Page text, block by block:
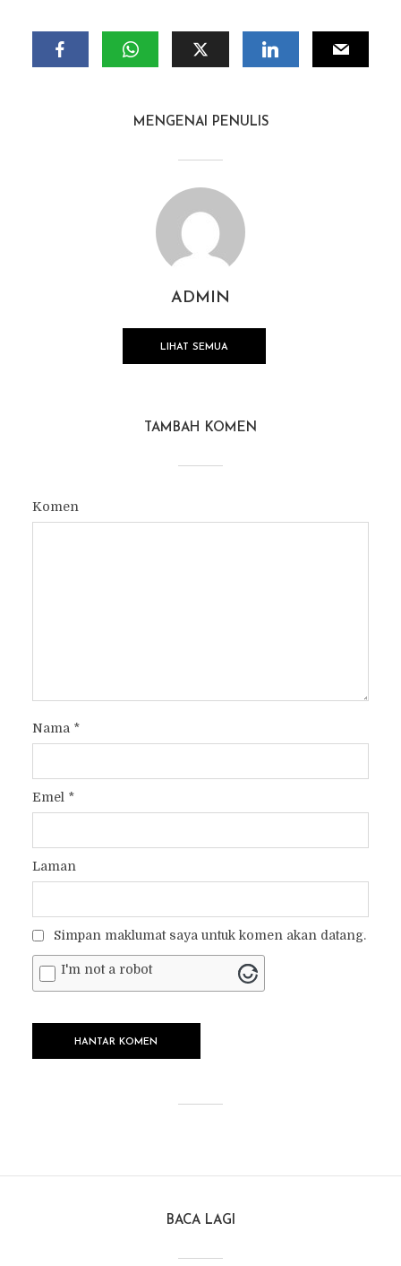
MENGENAI PENULIS
ADMIN
LIHAT SEMUA
TAMBAH KOMEN
Komen
Nama *
Emel *
Laman
Simpan maklumat saya untuk komen akan datang.
I'm not a robot
BACA LAGI